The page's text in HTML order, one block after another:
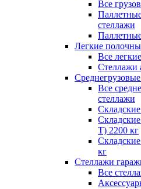
Все
стеллажи
Легкие
Все
Стеллажи
Все
стеллажи
Т) 2200 кг
кг
Стеллажи
Все